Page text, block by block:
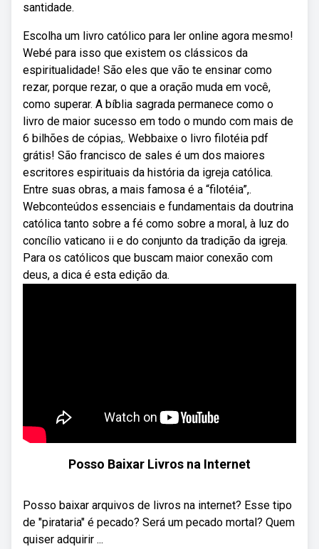
santidade.
Escolha um livro católico para ler online agora mesmo!
Webé para isso que existem os clássicos da
espiritualidade! São eles que vão te ensinar como
rezar, porque rezar, o que a oração muda em você,
como superar. A bíblia sagrada permanece como o
livro de maior sucesso em todo o mundo com mais de
6 bilhões de cópias,. Webbaixe o livro filotéia pdf
grátis! São francisco de sales é um dos maiores
escritores espirituais da história da igreja católica.
Entre suas obras, a mais famosa é a “filotéia”,.
Webconteúdos essenciais e fundamentais da doutrina
católica tanto sobre a fé como sobre a moral, à luz do
concílio vaticano ii e do conjunto da tradição da igreja.
Para os católicos que buscam maior conexão com
deus, a dica é esta edição da.
Posso Baixar Livros na Internet
Posso baixar arquivos de livros na internet? Esse tipo
de "pirataria" é pecado? Será um pecado mortal? Quem
quiser adquirir ...